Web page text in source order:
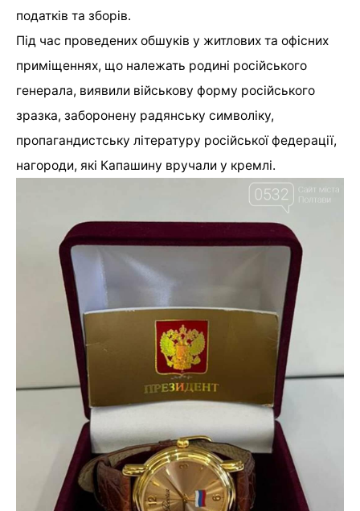
податків та зборів.
Під час проведених обшуків у житлових та офісних
приміщеннях, що належать родині російського
генерала, виявили військову форму російського
зразка, заборонену радянську символіку,
пропагандистську літературу російської федерації,
нагороди, які Капашину вручали у кремлі.